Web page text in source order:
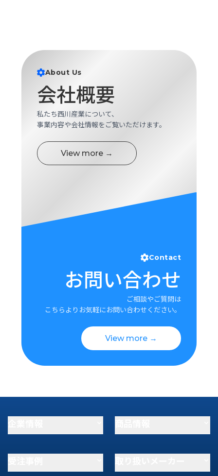
About Us
会社概要
私たち西川産業について、
事業内容や会社情報をご覧いただけます。
View more →
Contact
お問い合わせ
ご相談やご質問は
こちらよりお気軽にお問い合わせください。
View more →